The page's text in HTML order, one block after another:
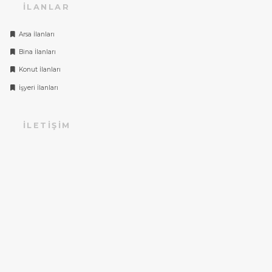
İLANLAR
Arsa İlanları
Bina İlanları
Konut İlanları
İşyeri İlanları
İLETIŞIM